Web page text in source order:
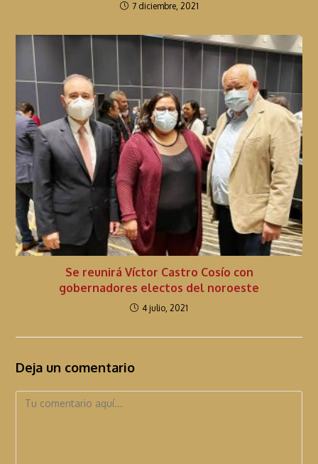
7 diciembre, 2021
Se reunirá Víctor Castro Cosío con
gobernadores electos del noroeste
4 julio, 2021
Deja un comentario